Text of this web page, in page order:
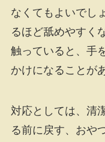
なくてもよいでし
るほど舐めやすく
触っていると、手
かけになることが
対応としては、清
る前に戻す、おや